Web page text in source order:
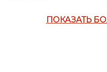
ПОКАЗАТЬ